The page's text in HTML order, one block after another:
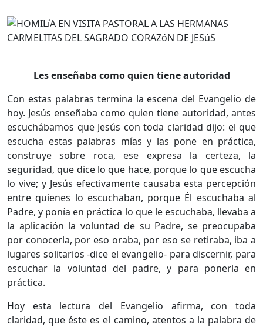
Les enseñaba como quien tiene autoridad
Con estas palabras termina la escena del Evangelio de
hoy. Jesús enseñaba como quien tiene autoridad, antes
escuchábamos que Jesús con toda claridad dijo: el que
escucha estas palabras mías y las pone en práctica,
construye sobre roca, ese expresa la certeza, la
seguridad, que dice lo que hace, porque lo que escucha
lo vive; y Jesús efectivamente causaba esta percepción
entre quienes lo escuchaban, porque Él escuchaba al
Padre, y ponía en práctica lo que le escuchaba, llevaba a
la aplicación la voluntad de su Padre, se preocupaba
por conocerla, por eso oraba, por eso se retiraba, iba a
lugares solitarios -dice el evangelio- para discernir, para
escuchar la voluntad del padre, y para ponerla en
práctica.
Hoy esta lectura del Evangelio afirma, con toda
claridad, que éste es el camino, atentos a la palabra de